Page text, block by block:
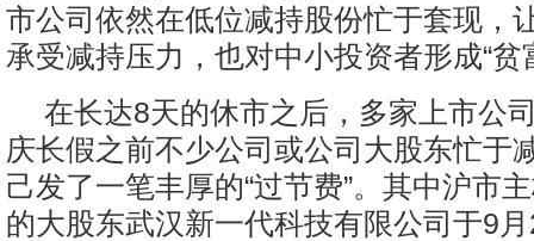
市公司依然在低位减持股份忙于套现，
承受减持压力，也对中小投资者形成“贫
在长达8天的休市之后，多家上市公
庆长假之前不少公司或公司大股东忙于
己发了一笔丰厚的“过节费”。其中沪市
的大股东武汉新一代科技有限公司于9